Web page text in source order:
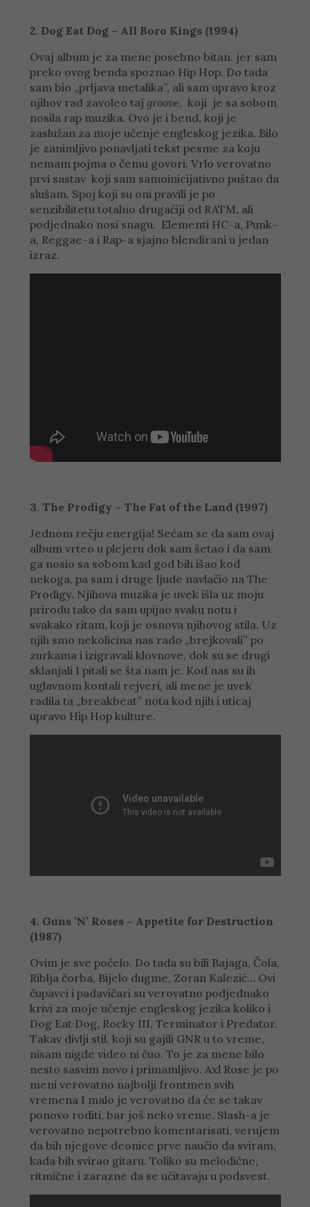
2. Dog Eat Dog – All Boro Kings (1994)
Ovaj album je za mene posebno bitan, jer sam
preko ovog benda spoznao Hip Hop. Do tada
sam bio „prljava metalika”, ali sam upravo kroz
njihov rad zavoleo taj groove, koji je sa sobom
nosila rap muzika. Ovo je i bend, koji je
zaslužan za moje učenje engleskog jezika. Bilo
je zanimljivo ponavljati tekst pesme za koju
nemam pojma o čemu govori. Vrlo verovatno
prvi sastav koji sam samoinicijativno puštao da
slušam. Spoj koji su oni pravili je po
senzibilitetu totalno drugačiji od RATM, ali
podjednako nosi snagu. Elementi HC-a, Punk-
a, Reggae-a i Rap-a sjajno blendirani u jedan
izraz.
3. The Prodigy – The Fat of the Land (1997)
Jednom rečju energija! Sećam se da sam ovaj
album vrteo u plejeru dok sam šetao i da sam
ga nosio sa sobom kad god bih išao kod
nekoga, pa sam i druge ljude navlačio na The
Prodigy. Njihova muzika je uvek išla uz moju
prirodu tako da sam upijao svaku notu i
svakako ritam, koji je osnova njihovog stila. Uz
njih smo nekolicina nas rado „brejkovali” po
zurkama i izigravali klovnove, dok su se drugi
sklanjali I pitali se šta nam je. Kod nas su ih
uglavnom kontali rejveri, ali mene je uvek
radila ta „breakbeat” nota kod njih i uticaj
upravo Hip Hop kulture.
4. Guns ’N’ Roses – Appetite for Destruction
(1987)
Ovim je sve počelo. Do tada su bili Bajaga, Čola,
Riblja čorba, Bijelo dugme, Zoran Kalezić… Ovi
čupavci i padavičari su verovatno podjednako
krivi za moje učenje engleskog jezika koliko i
Dog Eat Dog, Rocky III, Terminator i Predator.
Takav divlji stil, koji su gajili GNR u to vreme,
nisam nigde video ni čuo. To je za mene bilo
nesto sasvim novo i primamljivo. Axl Rose je po
meni verovatno najbolji frontmen svih
vremena I malo je verovatno da će se takav
ponovo roditi, bar još neko vreme. Slash-a je
verovatno nepotrebno komentarisati, verujem
da bih njegove deonice prve naučio da sviram,
kada bih svirao gitaru. Toliko su melodične,
ritmične i zarazne da se učitavaju u podsvest.